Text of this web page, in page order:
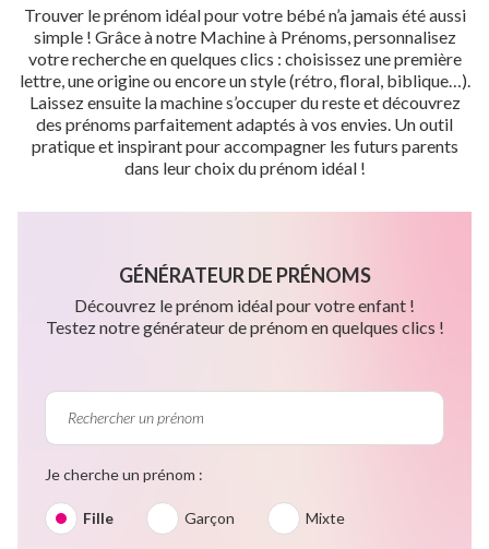
Trouver le prénom idéal pour votre bébé n’a jamais été aussi
simple ! Grâce à notre Machine à Prénoms, personnalisez
votre recherche en quelques clics : choisissez une première
lettre, une origine ou encore un style (rétro, floral, biblique…).
Laissez ensuite la machine s’occuper du reste et découvrez
des prénoms parfaitement adaptés à vos envies. Un outil
pratique et inspirant pour accompagner les futurs parents
dans leur choix du prénom idéal !
GÉNÉRATEUR DE PRÉNOMS
Découvrez le prénom idéal pour votre enfant !
Testez notre générateur de prénom en quelques clics !
Je cherche un prénom :
Fille Garçon Mixte